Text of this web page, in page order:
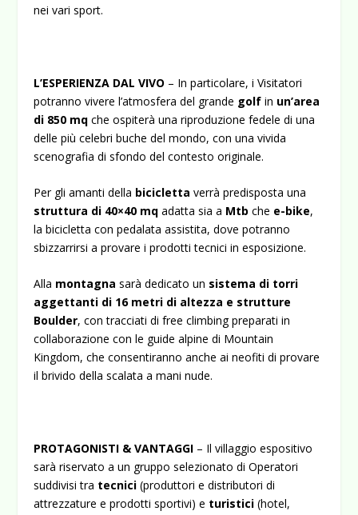
nei vari sport.
L’ESPERIENZA DAL VIVO – In particolare, i Visitatori
potranno vivere l’atmosfera del grande golf in un’area
di 850 mq che ospiterà una riproduzione fedele di una
delle più celebri buche del mondo, con una vivida
scenografia di sfondo del contesto originale.
Per gli amanti della bicicletta verrà predisposta una
struttura di 40×40 mq adatta sia a Mtb che e-bike,
la bicicletta con pedalata assistita, dove potranno
sbizzarrirsi a provare i prodotti tecnici in esposizione.
Alla montagna sarà dedicato un sistema di torri
aggettanti di 16 metri di altezza e strutture
Boulder, con tracciati di free climbing preparati in
collaborazione con le guide alpine di Mountain
Kingdom, che consentiranno anche ai neofiti di provare
il brivido della scalata a mani nude.
PROTAGONISTI & VANTAGGI – Il villaggio espositivo
sarà riservato a un gruppo selezionato di Operatori
suddivisi tra tecnici (produttori e distributori di
attrezzature e prodotti sportivi) e turistici (hotel,